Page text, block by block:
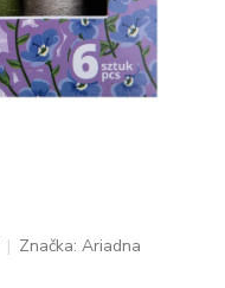
Značka: Ariadna